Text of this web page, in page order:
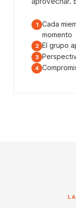
Cada
momento
El grupo